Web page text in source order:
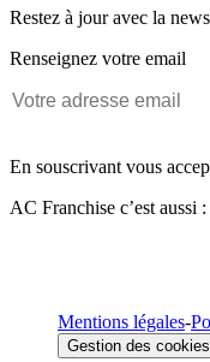
Restez à jour avec la
Renseignez votre email
En souscrivant vous
AC Franchise c’est aussi :
Mentions légales-
Gestion des cookies